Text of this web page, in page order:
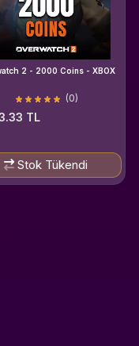
2 - 2000 Coins - XBOX
(0)
TL
Stok Tükendi